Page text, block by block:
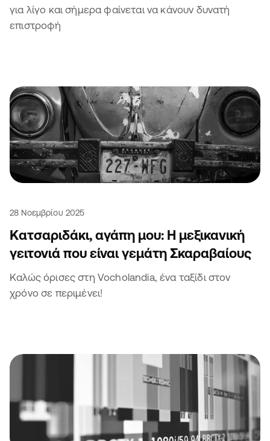
για λίγο και σήμερα φαίνεται να κάνουν δυνατή
επιστροφή
28 Νοεμβρίου 2025
Κατσαριδάκι, αγάπη μου: Η μεξικανική
γειτονιά που είναι γεμάτη Σκαραβαίους
Καλώς όρισες στη Vocholandia, ένα ταξίδι στον
χρόνο σε περιμένει!